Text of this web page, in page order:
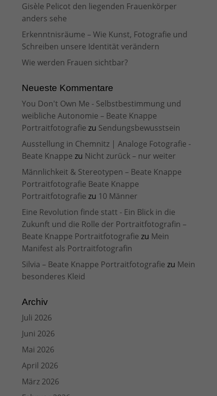
Gisèle Pelicot den liegenden Frauenkörper
anders sehe
Erkenntnisräume – Wie Kunst, Fotografie und
Schreiben unsere Identität verändern
Wie werden Frauen sichtbar?
Neueste Kommentare
You Don't Own Me - Selbstbestimmung und
weibliche Autonomie – Beate Knappe
Portraitfotografie zu Sendungsbewusstsein
Ausstellung in Chemnitz | Analoge Fotografie -
Beate Knappe zu Nicht zurück – nur weiter
Männlichkeit & Stereotypen – Beate Knappe
Portraitfotografie Beate Knappe
Portraitfotografie zu 10 Männer
Eine Revolution finde statt - Ein Blick in die
Zukunft und die Rolle der Portraitfotografin –
Beate Knappe Portraitfotografie zu Mein
Manifest als Portraitfotografin
Silvia – Beate Knappe Portraitfotografie zu Mein
besonderes Kleid
Archiv
Juli 2026
Juni 2026
Mai 2026
April 2026
März 2026